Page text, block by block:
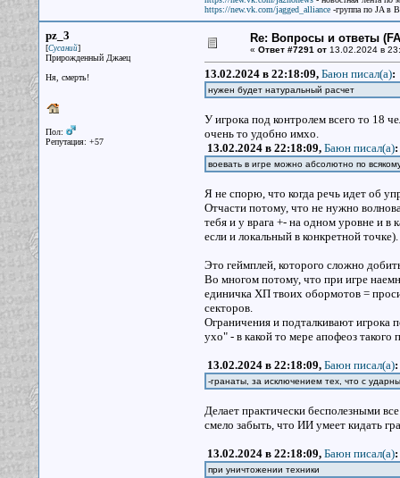
https://new.vk.com/jagged_alliance-группа по JA в
pz_3
[Сусаний]
Прирожденный Джаец
Ня, смерть!
Пол:
Репутация: +57
Re: Вопросы и ответы
« Ответ #7291 от13.02.2024 в
13.02.2024 в 22:18:09, Баюн писал(a):
нужен будет натуральный расчет
У игрока под контролем всего то 18
очень то удобно имхо.
13.02.2024 в 22:18:09, Баюн писал(a):
воевать в игре можно абсолютно по
Я не спорю, что когда речь идет об
Отчасти потому, что не нужно
тебя и у врага +- на одном уровне и в
если и локальный в конкретной
Это геймплей, которого сложно
Во многом потому, что при игре
единичка ХП твоих обормотов =
секторов.
Ограничения и подталкивают игрока
ухо" - в какой то мере апофеоз такого
13.02.2024 в 22:18:09, Баюн писал(a):
-гранаты, за исключением тех, что с
Делает практически бесполезными
смело забыть, что ИИ умеет кидать
13.02.2024 в 22:18:09, Баюн писал(a):
при уничтожении техники